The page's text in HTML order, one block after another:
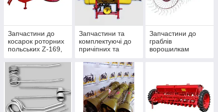
Запчастини до
косарок роторних
польських Z-169,
178 з шириною
захвату 1,35м
1,65м
Запчастини та
комплектуючі до
причіпних та
обприскувачів
польського
виробництва.
Запчастини до
граблів
ворошилкам